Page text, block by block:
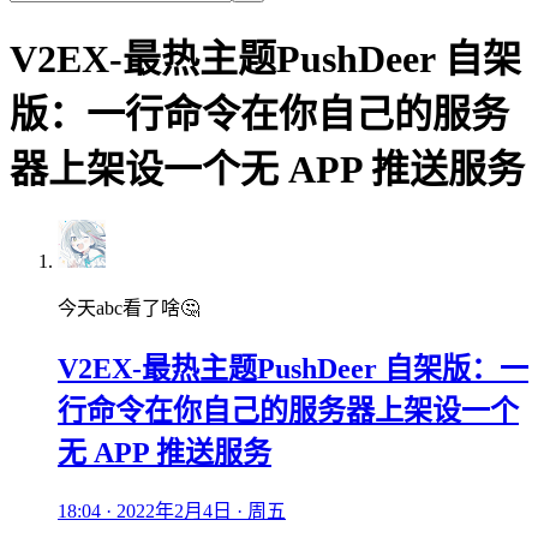
V2EX-最热主题PushDeer 自架
版：一行命令在你自己的服务
器上架设一个无 APP 推送服务
今天abc看了啥🤔
V2EX-最热主题PushDeer 自架版：一
行命令在你自己的服务器上架设一个
无 APP 推送服务
18:04 · 2022年2月4日 · 周五